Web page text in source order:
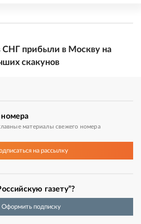
СНГ прибыли в Москву на
скакунов
материалы свежего номера
на рассылку
газету”?
Оформить подписку